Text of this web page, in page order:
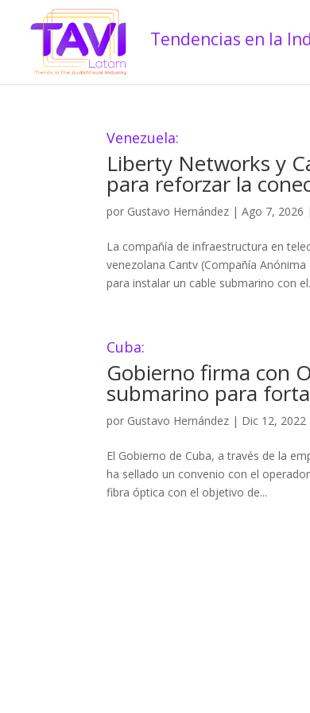
Venezuela:
Liberty Networks y
para reforzar la
por Gustavo Hernández |Ago 7, 2026 |
La compañía de infraestructura en
venezolana Cantv (Compañía
para instalar un cable submarino con
Cuba:
Gobierno firma con
submarino para
por Gustavo Hernández | Dic 12, 2022
El Gobierno de Cuba, a través de la
ha sellado un convenio con el
fibra óptica con el objetivo de...